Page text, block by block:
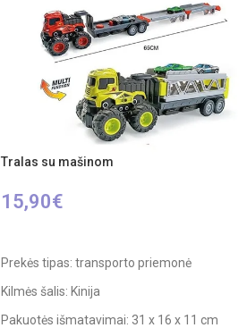
Tralas su mašinom
15,90€
Prekės tipas: transporto priemonė
Kilmės šalis: Kinija
Pakuotės išmatavimai: 31 x 16 x 11 cm